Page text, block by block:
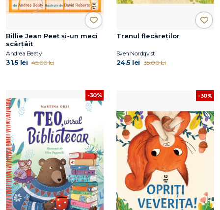
Billie Jean Peet și-un meci
scârțâit
Andrea Beaty
31.5 lei 45.00 lei
Trenul flecăreților
Sven Nordqvist
24.5 lei 35.00 lei
-30% -30%